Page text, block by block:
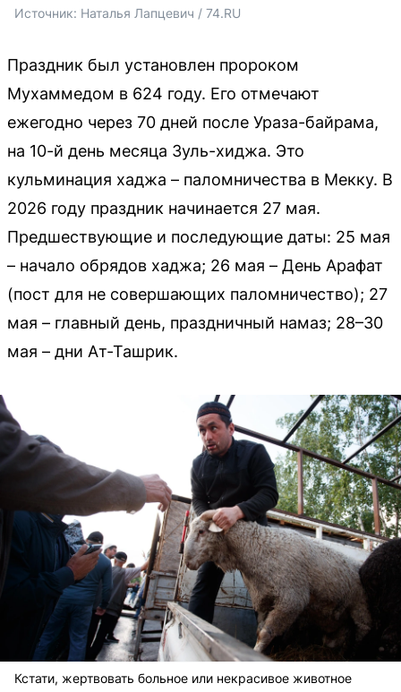
Источник: Наталья Лапцевич / 74.RU
Праздник был установлен пророком
Мухаммедом в 624 году. Его отмечают
ежегодно через 70 дней после Ураза-байрама,
на 10-й день месяца Зуль-хиджа. Это
кульминация хаджа – паломничества в Мекку. В
2026 году праздник начинается 27 мая.
Предшествующие и последующие даты: 25 мая
– начало обрядов хаджа; 26 мая – День Арафат
(пост для не совершающих паломничество); 27
мая – главный день, праздничный намаз; 28–30
мая – дни Ат-Ташрик.
Кстати, жертвовать больное или некрасивое животное